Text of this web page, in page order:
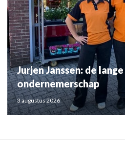
Jurjen Janssen: de
ondernemerschap
3 augustus 2026